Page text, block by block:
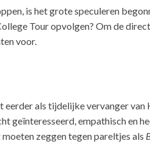
is het grote speculeren
Tour opvolgen? Om de
voor.
eerder als tijdelijke vervanger van
geïnteresseerd, empathisch en
zeggen tegen pareltjes als